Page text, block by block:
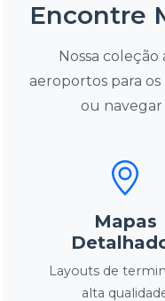
Encontre
Nossa
aeroportos para
ou navegar
Mapas
Layouts de
alta